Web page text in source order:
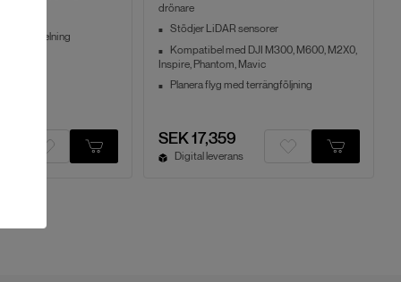
drönare
Stödjer LiDAR sensorer
Kompatibel med DJI M300, M600, M2X0,
Inspire, Phantom, Mavic
Planera flyg med terrängföljning
SEK 17,359
Digital leverans